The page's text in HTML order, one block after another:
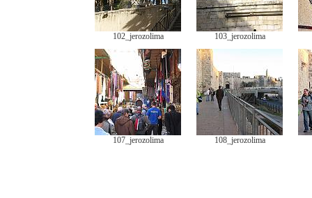
102_jerozolima 103_jerozolima
107_jerozolima 108_jerozolima